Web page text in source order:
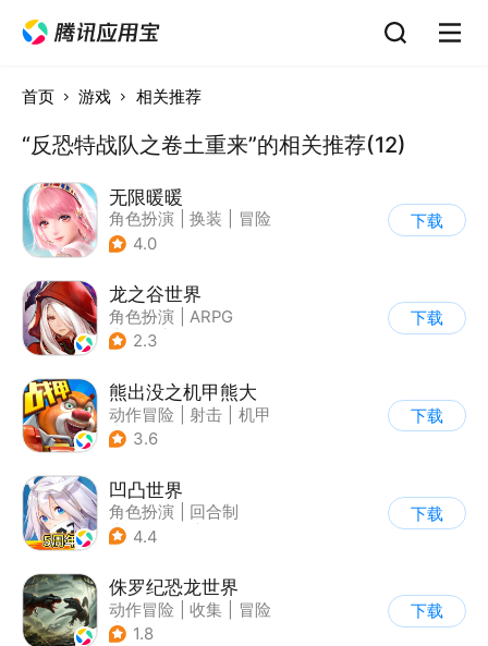
首页 游戏 相关推荐
“反恐特战队之卷土重来”的相关推荐(12)
无限暖暖
角色扮演 换装
冒险
| 开放世界
4.0
下载
龙之谷世界
角色扮演
ARPG
| 奇幻
2.3
下载
熊出没之机甲熊大
动作冒险 射击
机甲
| 熊出没
3.6
下载
凹凸世界
角色扮演
回合制
| 动漫改编
4.4
下载
侏罗纪恐龙世界
动作冒险 收集
冒险
| 写实
1.8
下载